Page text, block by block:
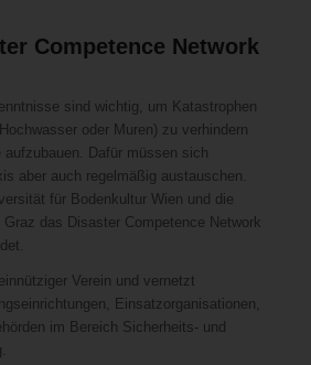
Competence Network
sind wichtig, um Katastrophen
oder Muren) zu verhindern
Dafür müssen sich
aber auch regelmäßig austauschen.
für Bodenkultur Wien und die
das Disaster Competence Network
Verein und vernetzt
Einsatzorganisationen,
im Bereich Sicherheits- und